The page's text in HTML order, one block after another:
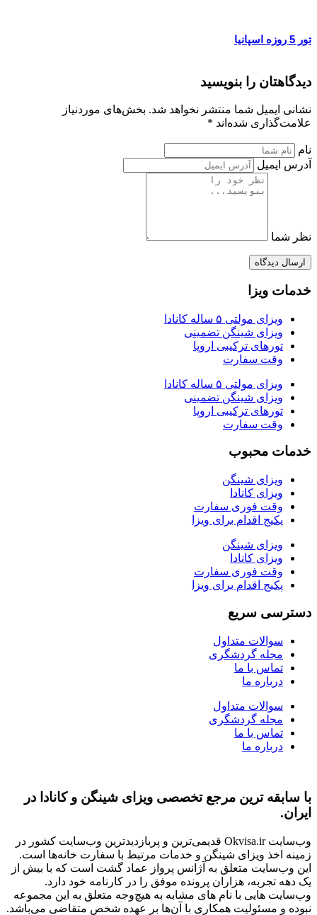
تور 5 روزه اسپانیا
دیدگاهتان را بنویسید
نشانی ایمیل شما منتشر نخواهد شد. بخش‌های موردنیاز
علامت‌گذاری شده‌اند *
نام
آدرس ایمیل
نظر شما
ارسال دیدگاه
خدمات ویزا
ویزای مولتی ۵ ساله کانادا
ویزای شینگن تضمینی
تورهای ترکیبی اروپا
وقت سفارت
ویزای مولتی ۵ ساله کانادا
ویزای شینگن تضمینی
تورهای ترکیبی اروپا
وقت سفارت
خدمات محبوب
ویزای شینگن
ویزای کانادا
وقت فوری سفارت
پکیج اقدام برای ویزا
ویزای شینگن
ویزای کانادا
وقت فوری سفارت
پکیج اقدام برای ویزا
دسترسی سریع
سوالات متداول
مجله گردشگری
تماس با ما
درباره ما
سوالات متداول
مجله گردشگری
تماس با ما
درباره ما
با سابقه ‌ترین مرجع تخصصی ویزای شینگن و کانادا در
ایران.
وب‌سایت Okvisa.ir قدیمی‌ترین و پربازدیدترین وب‌سایت کشور در
زمینه اخذ ویزای شینگن و خدمات مرتبط با سفارت‌ خانه‌ها است.
این وب‌سایت متعلق به آژانس پرواز عماد گشت است که با بیش از
یک دهه تجربه، هزاران پرونده موفق را در کارنامه خود دارد.
وب‌سایت‌ هایی با نام‌ های مشابه به هیچ‌وجه متعلق به این مجموعه
نبوده و مسئولیت همکاری با آن‌ها بر عهده شخص متقاضی می‌باشد.